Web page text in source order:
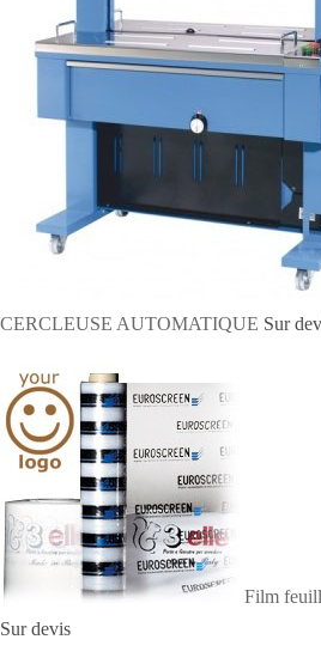
CERCLEUSE AUTOMATIQUE Sur
Film
Sur devis